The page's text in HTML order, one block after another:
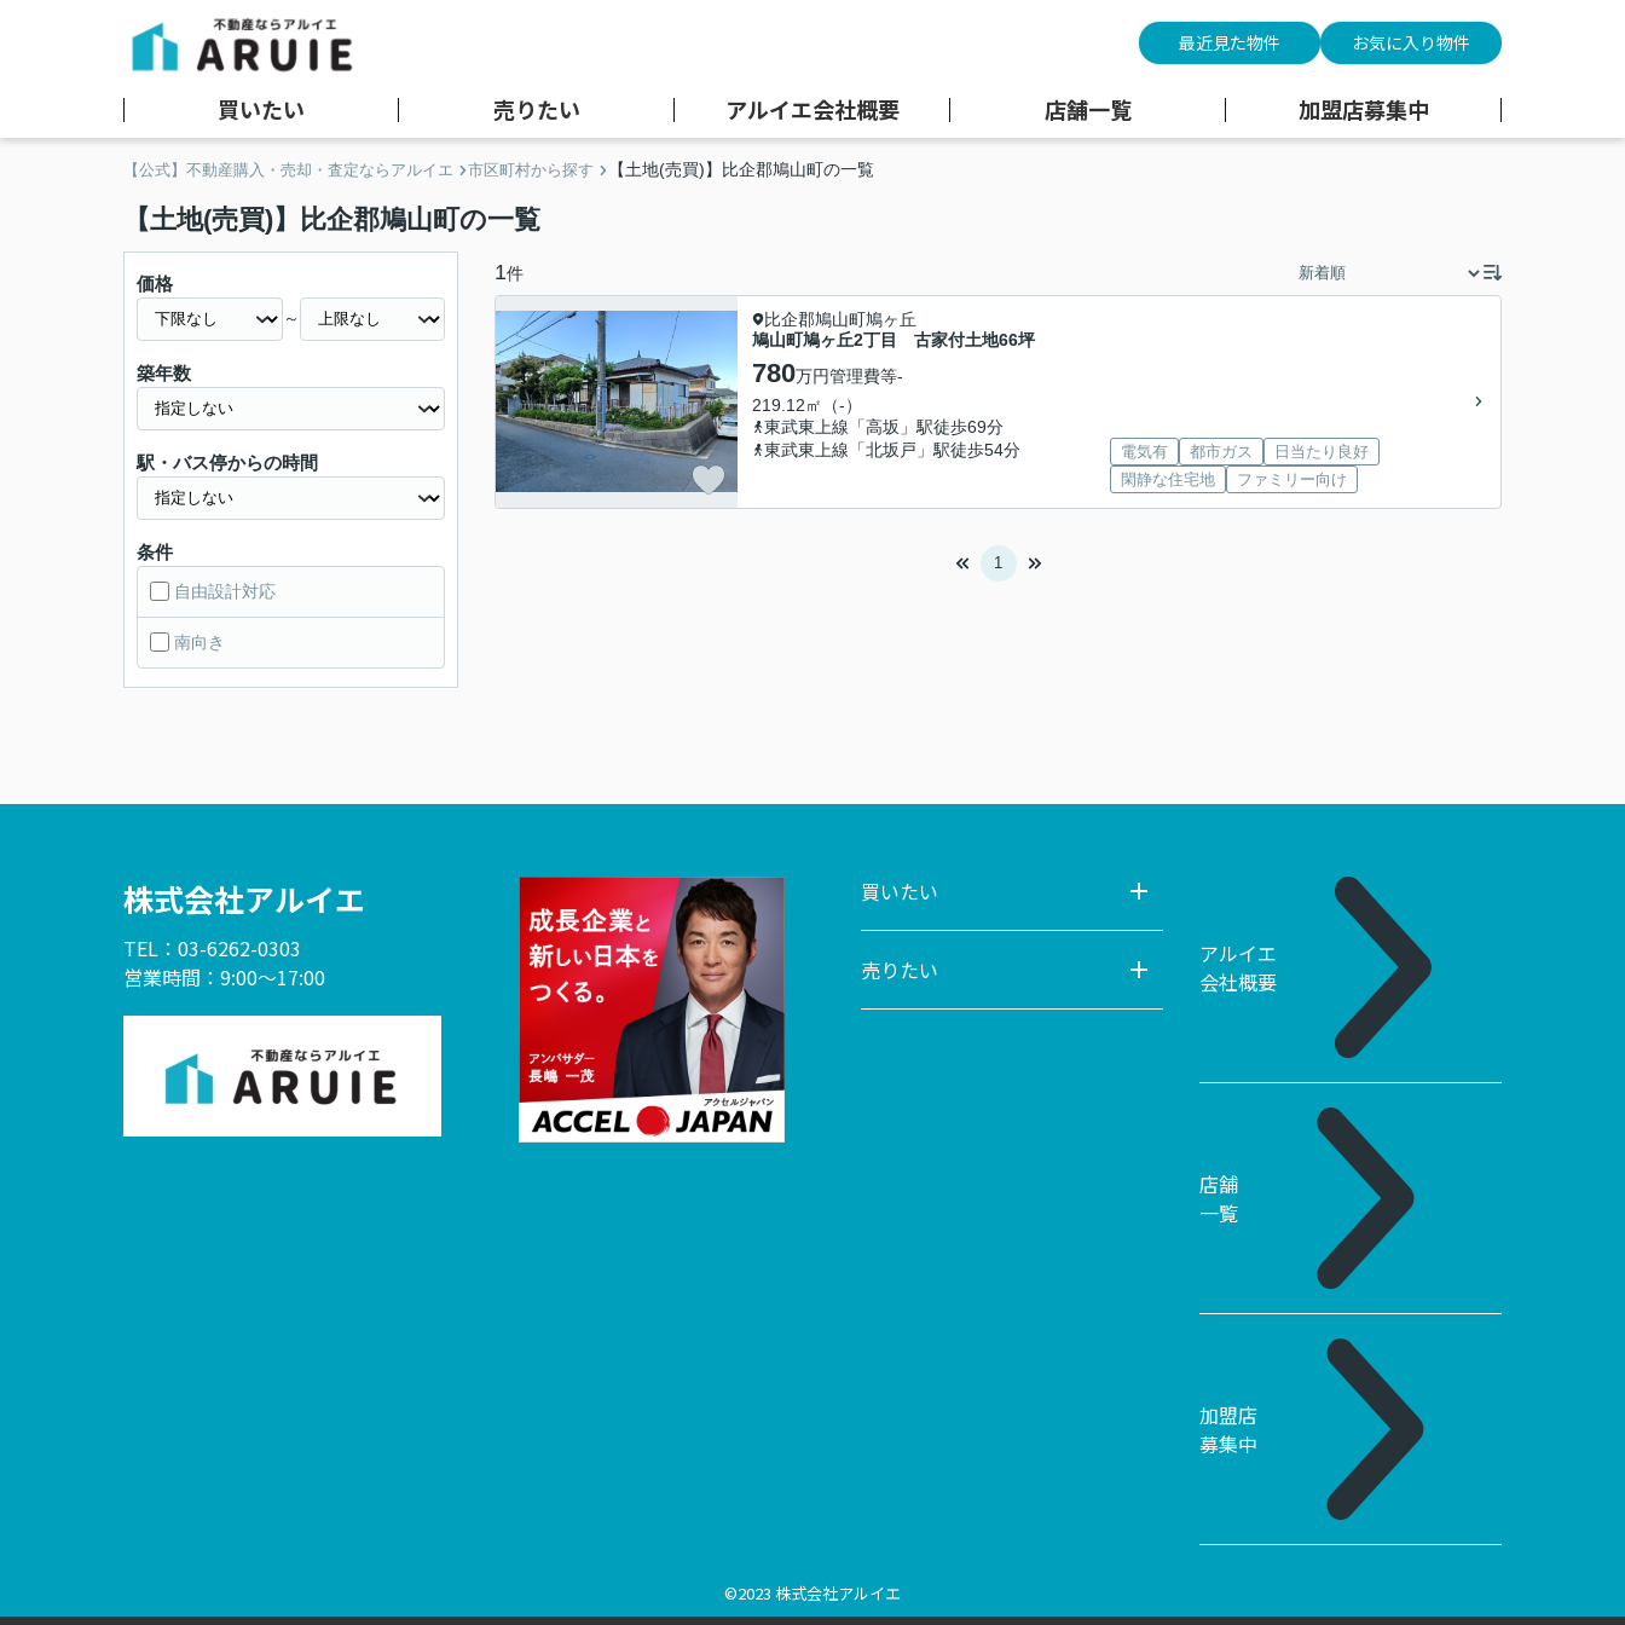
最近見た物件 お気に入り物件
買いたい 売りたい アルイエ会社概要 店舗一覧 加盟店募集中
【公式】不動産購入・売却・査定ならアルイエ 市区町村から探す 【土地(売買)】比企郡鳩山町の一覧
【土地(売買)】比企郡鳩山町の一覧
1件
比企郡鳩山町鳩ヶ丘
鳩山町鳩ヶ丘2丁目 古家付土地66坪
780万円管理費等-
219.12㎡（-）
東武東上線「高坂」駅徒歩69分
東武東上線「北坂戸」駅徒歩54分
電気有 都市ガス
日当たり良好
閑静な住宅地
ファミリー向け
1
価格
～
築年数
駅・バス停からの時間
条件
自由設計対応
南向き
株式会社アルイエ
TEL：03-6262-0303
営業時間：9:00～17:00
買いたい
売りたい
アルイエ
会社概要
店舗
一覧
加盟店
募集中
©2023 株式会社アルイエ